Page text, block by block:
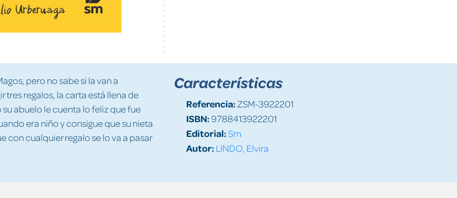
pero no sabe si la van a
regalos, la carta está llena de
abuelo le cuenta lo feliz que fue
era niño y consigue que su nieta
con cualquier regalo se lo va a pasar
Características
Referencia: ZSM-3922201
ISBN:9788413922201
Editorial:Sm
Autor: LINDO, Elvira